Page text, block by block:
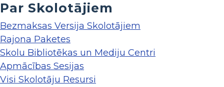
Par Skolotājiem
Bezmaksas Versija Skolotājiem
Rajona Paketes
Skolu Bibliotēkas un Mediju Centri
Apmācības Sesijas
Visi Skolotāju Resursi